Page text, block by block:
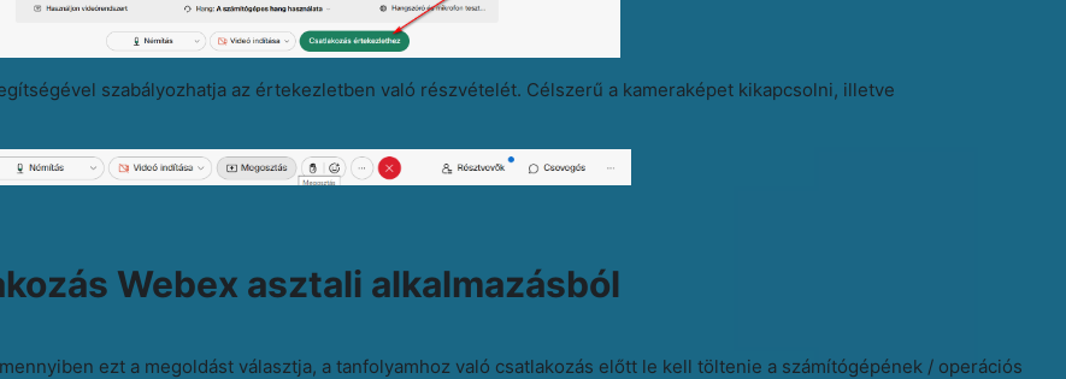
szabályozhatja az értekezletben való részvételét. Célszerű a kameraképet kikapcsolni, illetve
Webex asztali alkalmazásból
ezt a megoldást választja, a tanfolyamhoz való csatlakozás előtt le kell töltenie a számítógépének / operációs